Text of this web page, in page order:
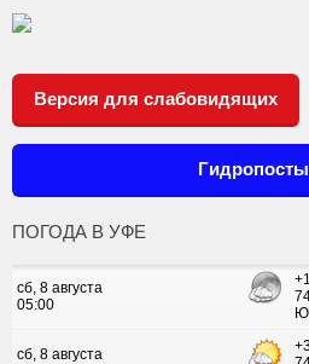
Версия для слабовидящих
Гидропосты
ПОГОДА В УФЕ